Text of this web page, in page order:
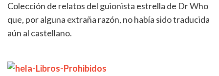
Colección de relatos del guionista estrella de Dr Who
que, por alguna extraña razón, no había sido traducida
aún al castellano.